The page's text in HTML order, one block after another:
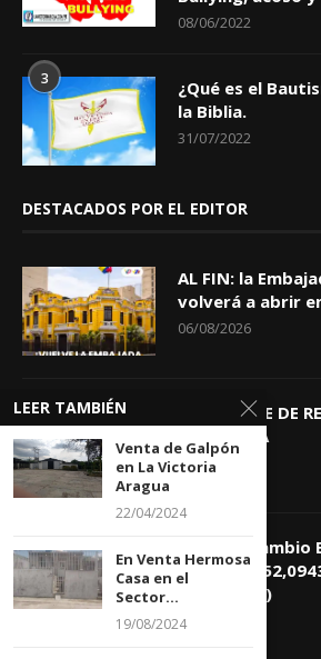
08/06/2022
3
¿Qué es el
la Biblia.
31/07/2022
DESTACADOS POR EL EDITOR
AL FIN: la
volverá a abrir
06/08/2026
KEIKO TRAE DE
GIOVANNA
04/08/2026
Tasa de
de 2026:
(+0,4418%)
04/08/2026
LEER TAMBIÉN
Venta de Galpón
en La Victoria
Aragua
22/04/2024
En Venta Hermosa
Casa en el
Sector...
19/08/2024